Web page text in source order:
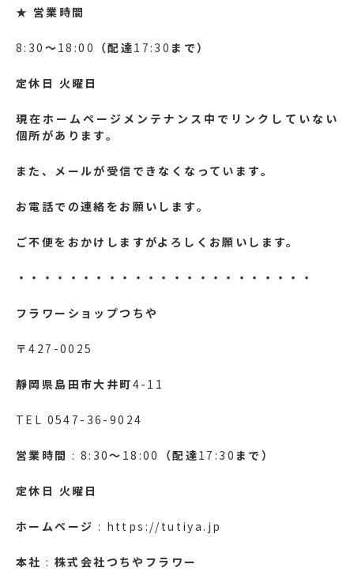
★ 営業時間
8:30 ～18:00 （配達17:30 まで）
定休日 火曜日
現在ホームページメンテナンス中でリンクしていない
個所があります。
また、メールが受信できなくなっています。
お電話での連絡をお願いします。
ご不便をおかけしますがよろしくお願いします。
・・・・・・・・・・・・・・・・・・・・・・・
フラワーショップつちや
〒427-0025
靜岡県島田市大井町4-11
TEL 0547-36-9024
営業時間 : 8:30～ 18:00 （配達17:30 まで）
定休日 火曜日
ホームページ : https://tutiya.jp
本社 :株式会社つちやフラワー